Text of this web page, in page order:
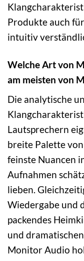
Produkte auch
intuitiv
Welche Art von
am meisten von
Die analytische
Lautsprechern
breite Palette
feinste Nuancen
Aufnahmen
lieben.
Wiedergabe und
packendes
und
Monitor Audio